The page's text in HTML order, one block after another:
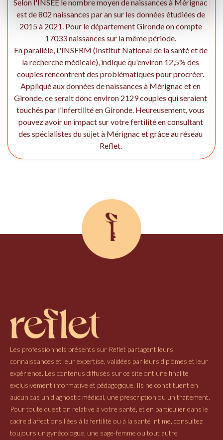
Selon l'INSEE le nombre moyen de naissances à Mérignac
est de 802 naissances par an sur les données étudiées de
2015 à 2021. Pour le département Gironde on compte
17033 naissances sur la même période.
En parallèle, L'INSERM (Institut National de la santé et de
la recherche médicale), indique qu'environ 12,5% des
couples rencontrent des problématiques pour procréer.
Appliqué aux données de naissances à Mérignac et en
Gironde, ce serait donc environ 2129 couples qui seraient
touchés par l'infertilité en Gironde. Heureusement, vous
pouvez avoir un impact sur votre fertilité en consultant
des spécialistes du sujet à Mérignac et grâce au réseau
Reflet.
Les professionnels présents sur Reflet partagent leurs
connaissances et leur expertise, validées par leurs diplômes et leur
expérience. Les contenus diffusés sur ce site ont une finalité
exclusivement informative et pédagogique. Ils ne constituent en
aucun cas un diagnostic médical, une prescription ou un traitement.
Pour toute question relative à votre santé, et en particulier dans le
cadre d’affections liées à la fertilité ou à la santé intime, consultez
toujours un gynécologue, une sage-femme ou tout autre